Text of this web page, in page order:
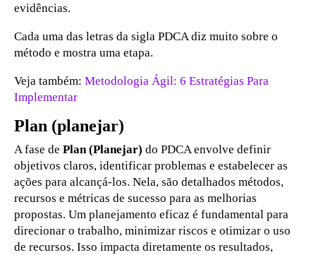
evidências.
Cada uma das letras da sigla PDCA diz muito sobre o
método e mostra uma etapa.
Veja também: Metodologia Ágil: 6 Estratégias Para
Implementar
Plan (planejar)
A fase de Plan (Planejar) do PDCA envolve definir
objetivos claros, identificar problemas e estabelecer as
ações para alcançá-los. Nela, são detalhados métodos,
recursos e métricas de sucesso para as melhorias
propostas. Um planejamento eficaz é fundamental para
direcionar o trabalho, minimizar riscos e otimizar o uso
de recursos. Isso impacta diretamente os resultados,